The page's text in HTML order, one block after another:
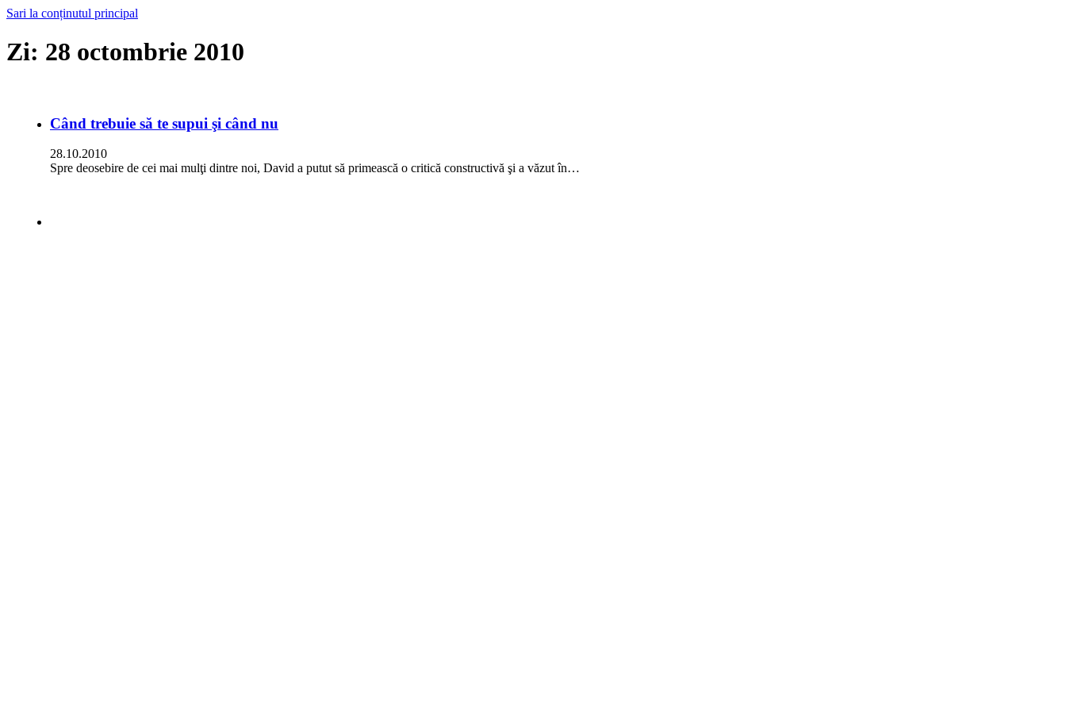
Sari la conținutul principal
Zi: 28 octombrie 2010
Când trebuie să te supui şi când nu
28.10.2010
Spre deosebire de cei mai mulţi dintre noi, David a putut să primească o critică constructivă şi a văzut în…